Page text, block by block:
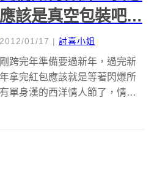
應該是真空包裝吧…
2012/01/17 | 討喜小姐
剛跨完年準備要過新年，過完新
年拿完紅包應該就是等著閃爆所
有單身漢的西洋情人節了，情人